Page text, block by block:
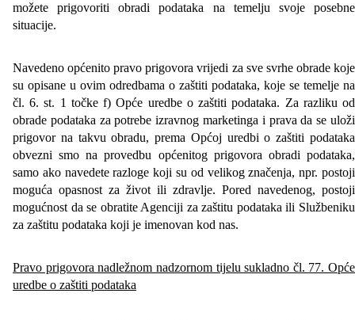
možete prigovoriti obradi podataka na temelju svoje posebne
situacije.
Navedeno općenito pravo prigovora vrijedi za sve svrhe obrade koje
su opisane u ovim odredbama o zaštiti podataka, koje se temelje na
čl. 6. st. 1 točke f) Opće uredbe o zaštiti podataka. Za razliku od
obrade podataka za potrebe izravnog marketinga i prava da se uloži
prigovor na takvu obradu, prema Općoj uredbi o zaštiti podataka
obvezni smo na provedbu općenitog prigovora obradi podataka,
samo ako navedete razloge koji su od velikog značenja, npr. postoji
moguća opasnost za život ili zdravlje. Pored navedenog, postoji
mogućnost da se obratite Agenciji za zaštitu podataka ili Službeniku
za zaštitu podataka koji je imenovan kod nas.
Pravo prigovora nadležnom nadzornom tijelu sukladno čl. 77. Opće
uredbe o zaštiti podataka